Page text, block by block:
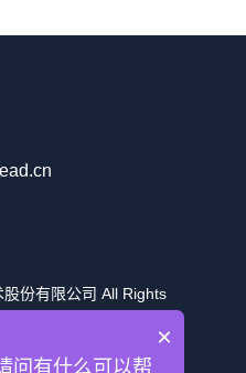
份有限公司 All Rights
×
问有什么可以帮